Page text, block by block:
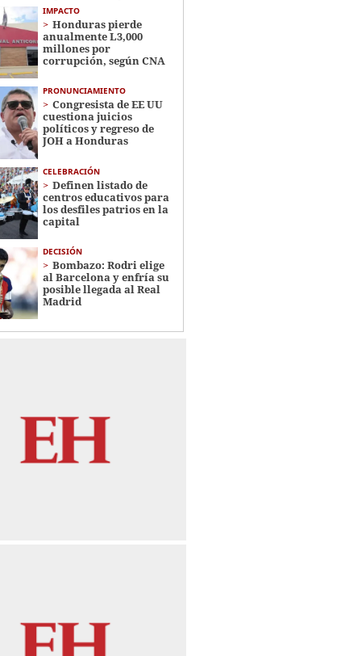
IMPACTO
Honduras pierde
anualmente L3,000
millones por
corrupción, según CNA
PRONUNCIAMIENTO
Congresista de EE UU
cuestiona juicios
políticos y regreso de
JOH a Honduras
CELEBRACIÓN
Definen listado de
centros educativos para
los desfiles patrios en la
capital
DECISIÓN
Bombazo: Rodri elige
al Barcelona y enfría su
posible llegada al Real
Madrid